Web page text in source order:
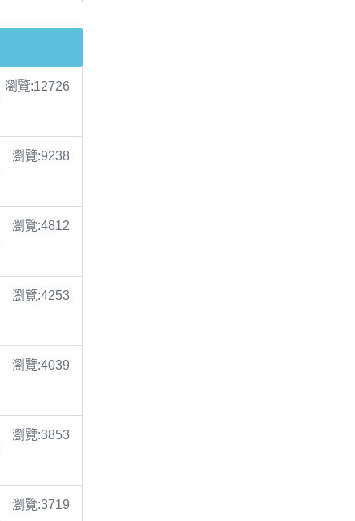
瀏覽:12726
瀏覽:9238
瀏覽:4812
瀏覽:4253
瀏覽:4039
瀏覽:3853
瀏覽:3719